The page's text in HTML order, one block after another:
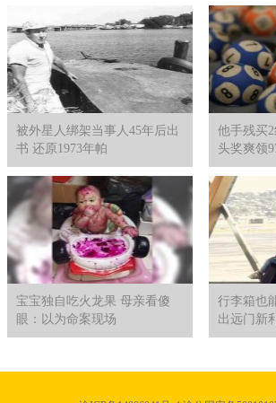
被外星人绑架当事人45年后出
书 还原1973年帕
他手残买
头奖爽领
宝宝独自吃火龙果 母亲看傻
眼：以为命案现场
行李箱也
出远门新